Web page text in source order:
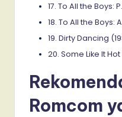
17. To All the Boys:
18. To All the Boys:
19. Dirty Dancing
20. Some Like It Hot
Romcom